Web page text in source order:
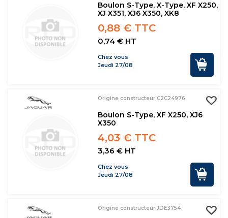
Boulon S-Type, X-Type, XF X250,
XJ X351, XJ6 X350, XK8
0,88 € TTC
0,74 € HT
Chez vous
Jeudi 27/08
Origine constructeur C2C24976
Boulon S-Type, XF X250, XJ6
X350
4,03 € TTC
3,36 € HT
Chez vous
Jeudi 27/08
Origine constructeur JDE3754